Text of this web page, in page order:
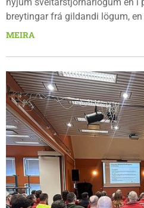
breytingar frá gildandi lögum,
Húnahorninu. Markmiðið
sveitarfélög um allt land séu
búin til að takast á við
íbúum faglega og skilvirka
MEIRA